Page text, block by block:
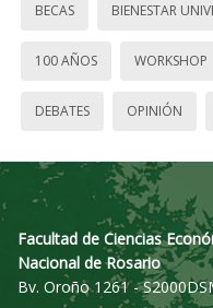
BECAS BIENESTAR
100 AÑOS WORKSHOP
DEBATES OPINIÓN
Facultad de Ciencias
Nacional de Rosario
Bv. Oroño 1261 -